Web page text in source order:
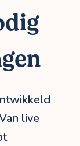
live